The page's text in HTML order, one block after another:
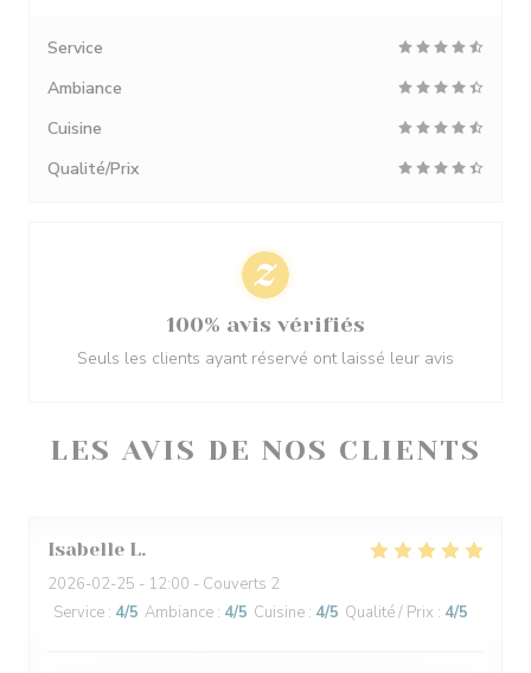
LES AVIS DE NOS CLIENTS
Isabelle L
2026-02-25 - 12:00 - Couverts 2
Service : 4/5 Ambiance : 4/5 Cuisine : 4/5 Qualité / Prix : 4/5
Service
Ambiance
Cuisine
Qualité/Prix
100% avis vérifiés
Seuls les clients ayant réservé ont laissé leur avis